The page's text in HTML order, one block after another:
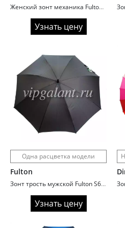
Женский зонт механика Fulton L717/2679 StoneBlackLips
Узнать цену
Одна расцветка модели
Fulton
Зонт трость мужской Fulton S667/01 Technoflex
Узнать цену